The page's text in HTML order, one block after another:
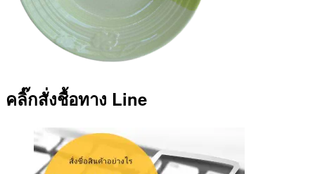
คลิ๊กสั่งชื้อทาง Line